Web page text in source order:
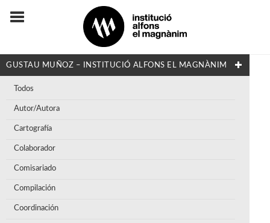
GUSTAU MUÑOZ – INSTITUCIÓ ALFONS EL MAGNÀNIM
Todos
Autor/Autora
Cartografía
Colaborador
Comisariado
Compilación
Coordinación